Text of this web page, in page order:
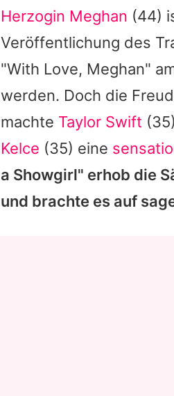
Herzogin Meghan (44)
Veröffentlichung des
"With Love, Meghan"
werden. Doch die
machte Taylor Swift
Kelce (35) eine
a Showgirl" erhob die
und brachte es auf